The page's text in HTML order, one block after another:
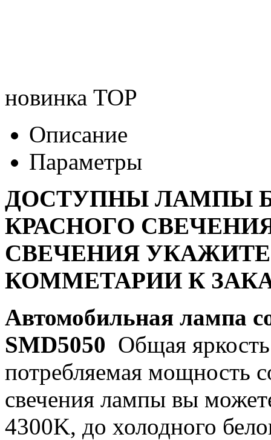
новинка TOP
Описание
Параметры
ДОСТУПНЫ ЛАМПЫ
КРАСНОГО
СВЕЧЕНИЯ
КОММЕТАРИИ К
Автомобильная лампа
SMD5050 Общая
потребляемая мощность
свечения лампы вы
4300K, до холодного